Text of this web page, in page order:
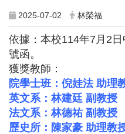
2025-07-02 林榮福
依據：本校114年7月2
號函。
獲獎教師：
院學士班：倪娃法 助理
英文系：林建廷 副教授
法文系：林德祐 副教授
歷史所：陳家豪 助理教